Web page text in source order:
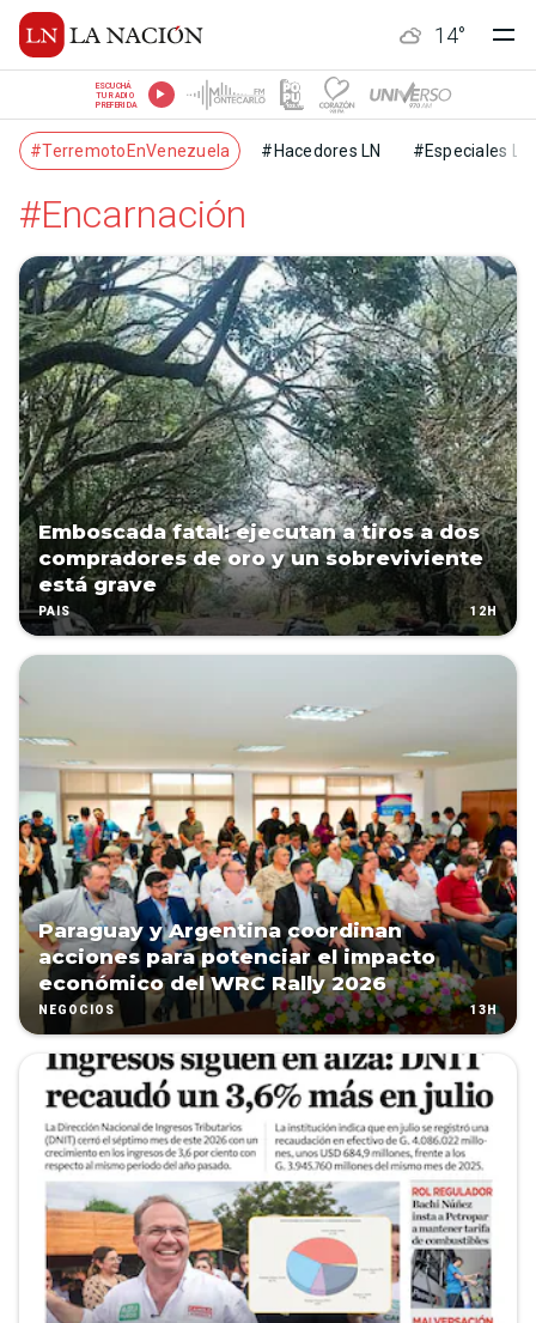
14°
ESCUCHÁ
TU RADIO
PREFERIDA
#TerremotoEnVenezuela #Hacedores LN #Especiales LN
#Encarnación
Emboscada fatal: ejecutan a tiros a dos
compradores de oro y un sobreviviente
está grave
PAÍS 12H
Paraguay y Argentina coordinan
acciones para potenciar el impacto
económico del WRC Rally 2026
NEGOCIOS 13H